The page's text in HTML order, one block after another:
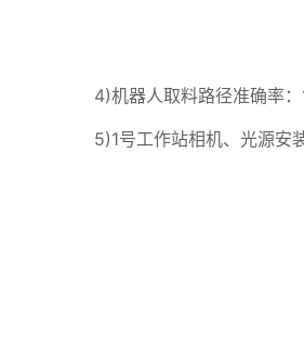
4)机器人取料路径准确率：
5)1号工作站相机、光源安